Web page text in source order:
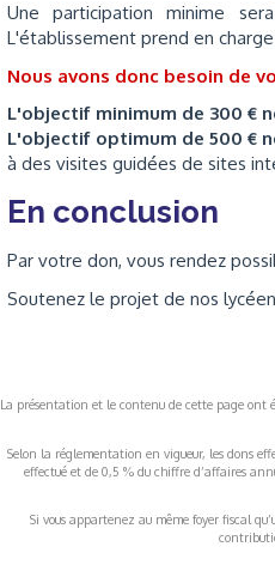
Une participation minime
L'établissement prend en
Nous avons donc besoin de
L'objectif minimum de 300 €
L'objectif optimum de 500 €
à des visites guidées de sites
En conclusion
Par votre don, vous rendez
Soutenez le projet de nos
La présentation et le contenu de cette page ont
Selon la réglementation en vigueur, les dons
effectué et de 0,5 % du chiffre d’affaires
Si vous appartenez au même foyer fiscal